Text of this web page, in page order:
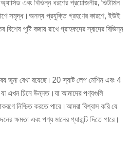
এবং বিভিন্ন ধরণের প্রয়োজনীয়, ভিটামিন
সমৃদ্ধ।অনন্য প্রযুক্তি গ্রহণের কারণে, ইউই
পুষ্টি বজায় রাখে গ্রাহকদের স্বাদের বিভিন্ন
ভুনা রেখা রয়েছে।20 স্যাট লেপ মেশিন এবং 4
এখন চিনে উন্নত।যা আমাদের পণ্যগুলি
নিশ্চিত করতে পারে।আমরা বিশ্বাস করি যে
ক্ষমতা এবং পণ্য মানের গ্যারান্টি দিতে পারে।